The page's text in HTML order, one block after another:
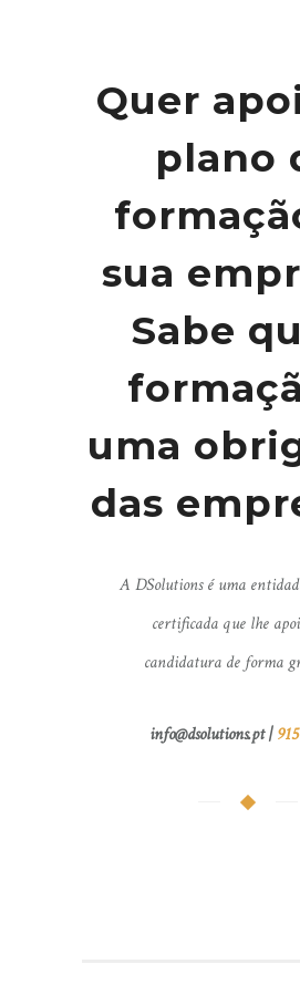
Quer
plano
sua
Sabe
uma
das
A DSolutions é uma
certificada que lhe
candidatura de forma
info@dsolutions.pt |